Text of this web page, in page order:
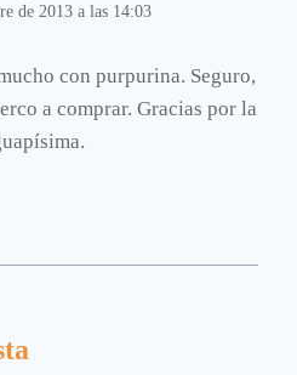
de 2013 a las 14:03
con purpurina. Seguro,
a comprar. Gracias por la